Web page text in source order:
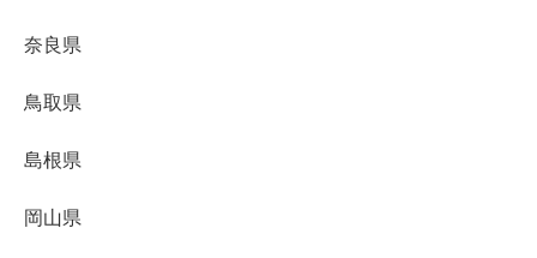
奈良県
鳥取県
島根県
岡山県